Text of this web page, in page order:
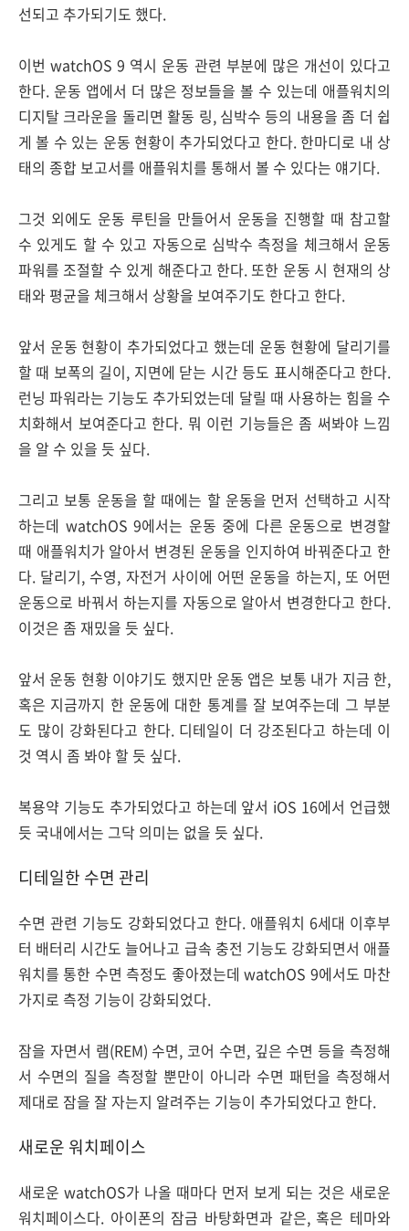
선되고 추가되기도 했다.
이번 watchOS 9 역시 운동 관련 부분에 많은 개선이 있다고
한다. 운동 앱에서 더 많은 정보들을 볼 수 있는데 애플워치의
디지탈 크라운을 돌리면 활동 링, 심박수 등의 내용을 좀 더 쉽
게 볼 수 있는 운동 현황이 추가되었다고 한다. 한마디로 내 상
태의 종합 보고서를 애플워치를 통해서 볼 수 있다는 얘기다.
그것 외에도 운동 루틴을 만들어서 운동을 진행할 때 참고할
수 있게도 할 수 있고 자동으로 심박수 측정을 체크해서 운동
파워를 조절할 수 있게 해준다고 한다. 또한 운동 시 현재의 상
태와 평균을 체크해서 상황을 보여주기도 한다고 한다.
앞서 운동 현황이 추가되었다고 했는데 운동 현황에 달리기를
할 때 보폭의 길이, 지면에 닫는 시간 등도 표시해준다고 한다.
런닝 파워라는 기능도 추가되었는데 달릴 때 사용하는 힘을 수
치화해서 보여준다고 한다. 뭐 이런 기능들은 좀 써봐야 느낌
을 알 수 있을 듯 싶다.
그리고 보통 운동을 할 때에는 할 운동을 먼저 선택하고 시작
하는데 watchOS 9에서는 운동 중에 다른 운동으로 변경할
때 애플워치가 알아서 변경된 운동을 인지하여 바꿔준다고 한
다. 달리기, 수영, 자전거 사이에 어떤 운동을 하는지, 또 어떤
운동으로 바꿔서 하는지를 자동으로 알아서 변경한다고 한다.
이것은 좀 재밌을 듯 싶다.
앞서 운동 현황 이야기도 했지만 운동 앱은 보통 내가 지금 한,
혹은 지금까지 한 운동에 대한 통계를 잘 보여주는데 그 부분
도 많이 강화된다고 한다. 디테일이 더 강조된다고 하는데 이
것 역시 좀 봐야 할 듯 싶다.
복용약 기능도 추가되었다고 하는데 앞서 iOS 16에서 언급했
듯 국내에서는 그닥 의미는 없을 듯 싶다.
디테일한 수면 관리
수면 관련 기능도 강화되었다고 한다. 애플워치 6세대 이후부
터 배터리 시간도 늘어나고 급속 충전 기능도 강화되면서 애플
워치를 통한 수면 측정도 좋아졌는데 watchOS 9에서도 마찬
가지로 측정 기능이 강화되었다.
잠을 자면서 램(REM) 수면, 코어 수면, 깊은 수면 등을 측정해
서 수면의 질을 측정할 뿐만이 아니라 수면 패턴을 측정해서
제대로 잠을 잘 자는지 알려주는 기능이 추가되었다고 한다.
새로운 워치페이스
새로운 watchOS가 나올 때마다 먼저 보게 되는 것은 새로운
워치페이스다. 아이폰의 잠금 바탕화면과 같은, 혹은 테마와